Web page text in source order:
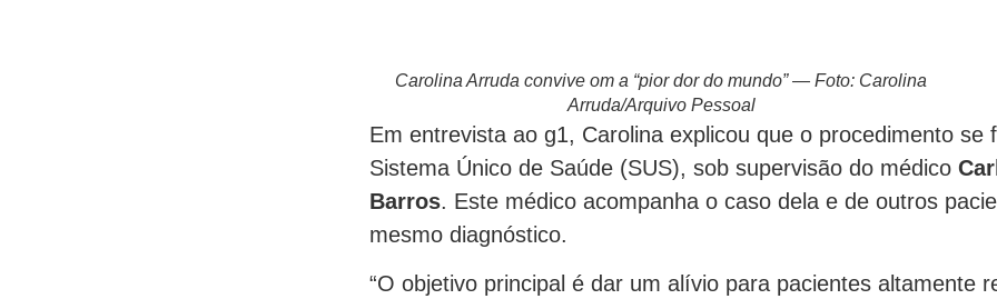
Carolina Arruda convive om a “pior dor do mundo” — Foto: Carolina
Arruda/Arquivo Pessoal
Em entrevista ao g1, Carolina explicou que o procedimento se
Sistema Único de Saúde (SUS), sob supervisão do médico
Barros. Este médico acompanha o caso dela e de outros
mesmo diagnóstico.
“O objetivo principal é dar um alívio para pacientes altamente